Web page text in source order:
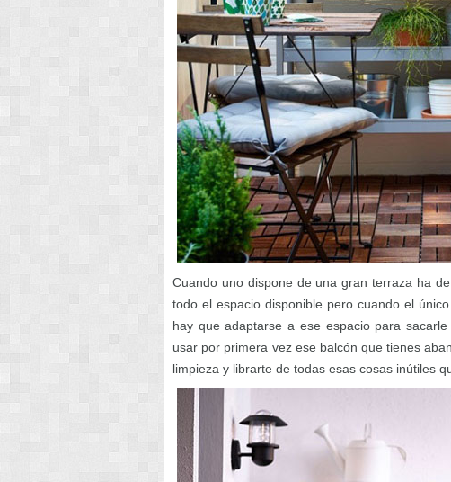
Cuando uno dispone de una gran terraza ha
todo el espacio disponible pero cuando el
hay que adaptarse a ese espacio para
usar por primera vez ese balcón que tienes
limpieza y librarte de todas esas cosas inútiles